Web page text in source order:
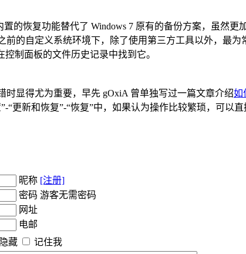
的恢复功能替代了 Windows 7 原有的备份方案，虽然
的自定义系统环境下，除了使用第三方工具以外，最
制面板的文件历史记录中找到它。
显得尤为重要，早先 gOxiA 曾单独写过一篇文章介绍如
“更新和恢复”-“恢复”中，如果认为操作比较繁琐，可以
昵称 [注册]
密码 游客无需密码
网址
电邮
隐藏 记住我